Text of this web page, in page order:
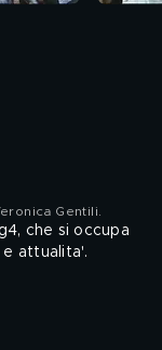
Gentili
che si occupa
e attualita'.